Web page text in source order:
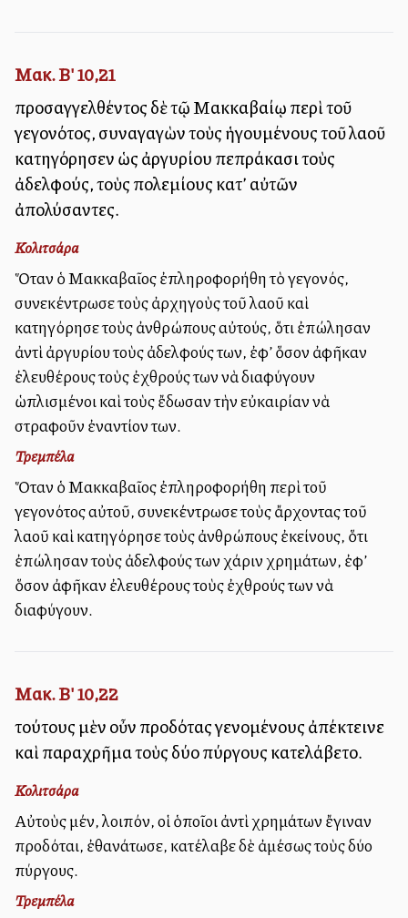
Μακ. Β' 10,21
προσαγγελθέντος δὲ τῷ Μακκαβαίῳ περὶ τοῦ
γεγονότος, συναγαγὼν τοὺς ἡγουμένους τοῦ λαοῦ
κατηγόρησεν ὡς ἀργυρίου πεπράκασι τοὺς
ἀδελφούς, τοὺς πολεμίους κατ’ αὐτῶν
ἀπολύσαντες.
Κολιτσάρα
Ὅταν ὁ Μακκαβαῖος ἐπληροφορήθη τὸ γεγονός,
συνεκέντρωσε τοὺς ἀρχηγοὺς τοῦ λαοῦ καὶ
κατηγόρησε τοὺς ἀνθρώπους αὐτούς, ὅτι ἐπώλησαν
ἀντὶ ἀργυρίου τοὺς ἀδελφούς των, ἐφ’ ὅσον ἀφῆκαν
ἐλευθέρους τοὺς ἐχθρούς των νὰ διαφύγουν
ὡπλισμένοι καὶ τοὺς ἔδωσαν τὴν εὐκαιρίαν νὰ
στραφοῦν ἐναντίον των.
Τρεμπέλα
Ὅταν ὁ Μακκαβαῖος ἐπληροφορήθη περὶ τοῦ
γεγονότος αὐτοῦ, συνεκέντρωσε τοὺς ἄρχοντας τοῦ
λαοῦ καὶ κατηγόρησε τοὺς ἀνθρώπους ἐκείνους, ὅτι
ἐπώλησαν τοὺς ἀδελφούς των χάριν χρημάτων, ἐφ’
ὅσον ἀφῆκαν ἐλευθέρους τοὺς ἐχθρούς των νὰ
διαφύγουν.
Μακ. Β' 10,22
τούτους μὲν οὖν προδότας γενομένους ἀπέκτεινε
καὶ παραχρῆμα τοὺς δύο πύργους κατελάβετο.
Κολιτσάρα
Αὐτοὺς μέν, λοιπόν, οἱ ὁποῖοι ἀντὶ χρημάτων ἔγιναν
προδόται, ἐθανάτωσε, κατέλαβε δὲ ἀμέσως τοὺς δύο
πύργους.
Τρεμπέλα